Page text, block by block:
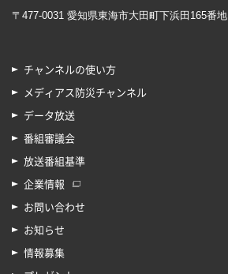
〒477-0031 愛知県東海市大田町下浜田165番地
チャンネルの使い方
メディアス防災チャンネル
データ放送
番組審議会
放送番組基準
企業情報
お問い合わせ
お知らせ
情報募集